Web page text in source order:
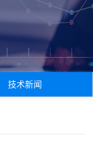
技术新闻